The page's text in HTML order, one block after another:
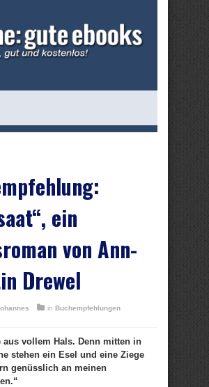
ein
von Ann-
Drewel
in Buchempfehlungen
aus vollem Hals. Denn mitten in
stehen ein Esel und eine Ziege
genüsslich an meinen